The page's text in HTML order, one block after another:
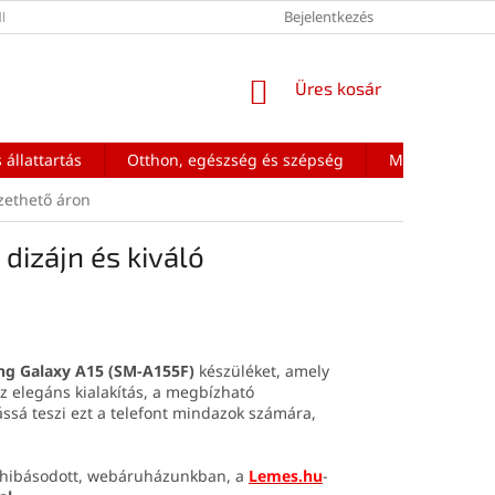
FELTÉTELEI Bejelentkezés
KOSÁR
Üres kosár
állattartás Otthon, egészség és szépség
Mobiltelefon
áron
dizájn és kiváló
Galaxy A15 (SM-A155F) készüléket, amely
elegáns kialakítás, a megbízható
teszi ezt a telefont mindazok számára,
webáruházunkban, a Lemes.hu-